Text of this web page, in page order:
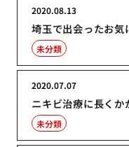
埼玉で出会ったお気
2020.08.13
未分類
ニキビ治療に長く
2020.07.07
未分類